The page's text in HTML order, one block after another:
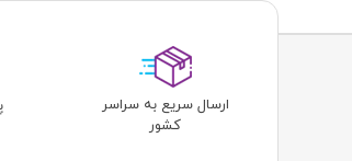
چرا ام‌اس‌آی اینقدر محبوب است؟
موفقیت ام‌اس‌آی اتفاقی نیست. این شرکت با
ارسال سریع به سراسر
کشور